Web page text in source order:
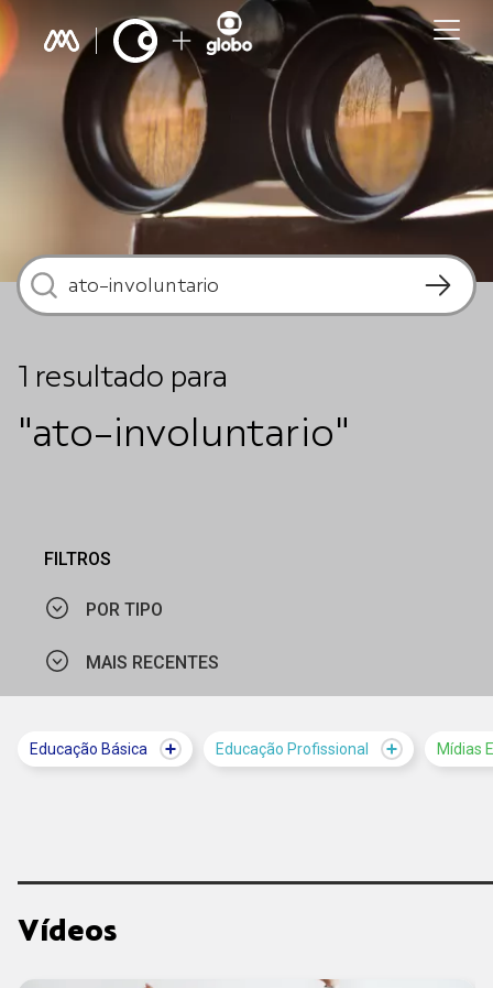
1 resultado para
"ato-involuntario"
FILTROS
POR TIPO
MAIS RECENTES
Educação Básica Educação Profissional Mídias
Vídeos